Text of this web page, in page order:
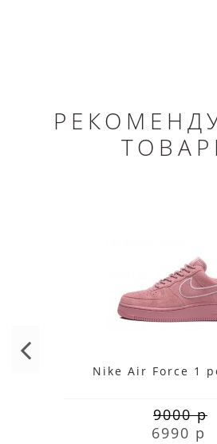
Nike Air Force 1
9000 р
6990 р